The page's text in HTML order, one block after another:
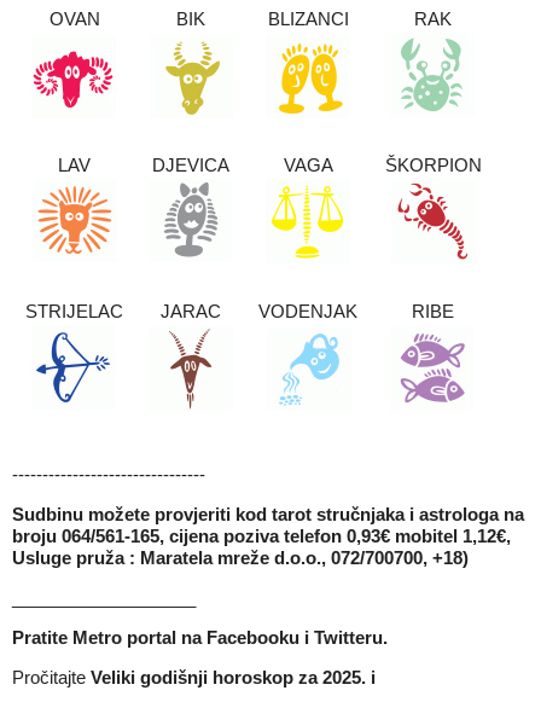
OVAN
BIK BLIZANCI RAK
LAV DJEVICA VAGA ŠKORPION
STRIJELAC JARAC VODENJAK RIBE
--------------------------------
Sudbinu možete provjeriti kod tarot stručnjaka i astrologa na
broju 064/561-165, cijena poziva telefon 0,93€ mobitel 1,12€,
Usluge pruža : Maratela mreže d.o.o., 072/700700, +18)
Pratite Metro portal na Facebooku i Twitteru.
Pročitajte Veliki godišnji horoskop za 2025. i